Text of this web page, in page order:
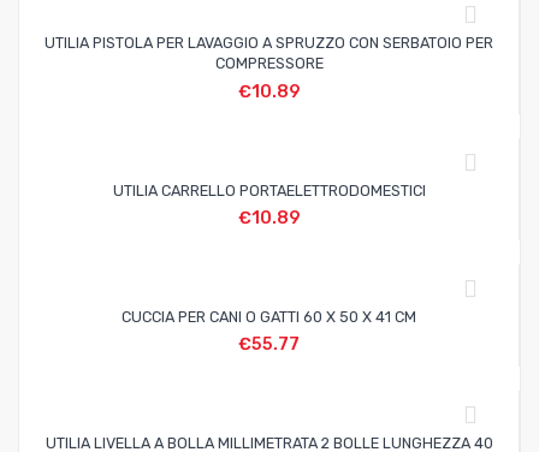
UTILIA PISTOLA PER LAVAGGIO A SPRUZZO CON SERBATOIO PER
COMPRESSORE
€10.89
UTILIA CARRELLO PORTAELETTRODOMESTICI
€10.89
CUCCIA PER CANI O GATTI 60 X 50 X 41 CM
€55.77
UTILIA LIVELLA A BOLLA MILLIMETRATA 2 BOLLE LUNGHEZZA 40